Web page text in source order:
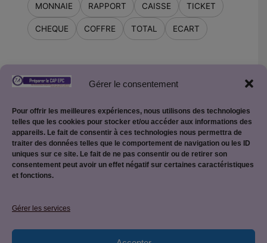
Gérer le consentement
Pour offrir les meilleures expériences, nous utilisons des technologies
telles que les cookies pour stocker et/ou accéder aux informations des
appareils. Le fait de consentir à ces technologies nous permettra de
traiter des données telles que le comportement de navigation ou les ID
uniques sur ce site. Le fait de ne pas consentir ou de retirer son
consentement peut avoir un effet négatif sur certaines caractéristiques
et fonctions.
Gérer les services
MONNAIE RAPPORT CAISSE TICKET
CHEQUE COFFRE TOTAL ECART
Retour vers la page des Mots mêlés